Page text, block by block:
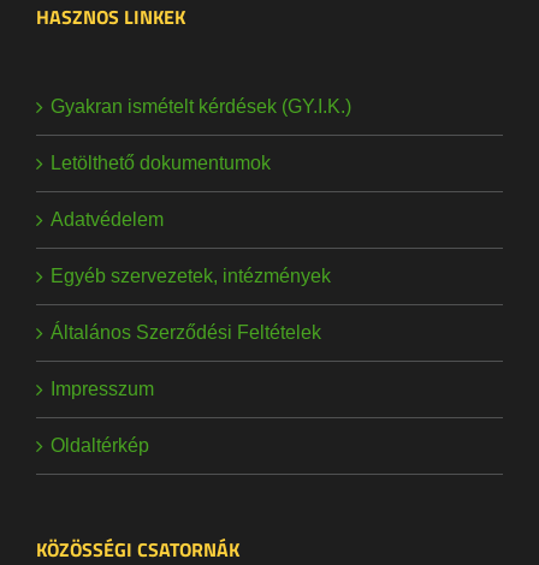
HASZNOS LINKEK
Gyakran ismételt kérdések (GY.I.K.)
Letölthető dokumentumok
Adatvédelem
Egyéb szervezetek, intézmények
Általános Szerződési Feltételek
Impresszum
Oldaltérkép
KÖZÖSSÉGI CSATORNÁK